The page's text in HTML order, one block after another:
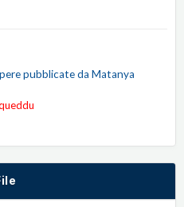
pubblicate da Matanya